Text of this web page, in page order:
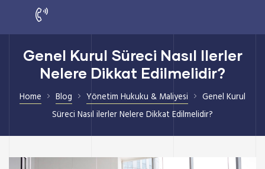
Genel Kurul Süreci Nasıl Ilerler
Nelere Dikkat Edilmelidir?
Home Blog Yönetim Hukuku & Maliyesi
Genel Kurul
Süreci Nasıl ilerler Nelere Dikkat Edilmelidir?